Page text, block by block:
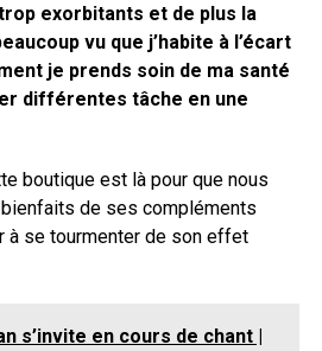
exorbitants et de plus la
vu que j’habite à l’écart
je prends soin de ma santé
différentes tâche en une
boutique est là pour que nous
de ses compléments
à se tourmenter de son effet
s’invite en cours de chant |